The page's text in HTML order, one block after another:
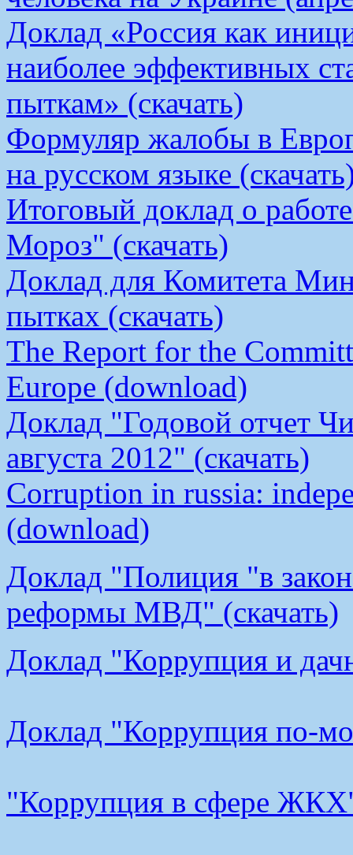
Доклад «Россия как
наиболее эффективных
пыткам» (скачать)
Формуляр жалобы в
на русском языке
Итоговый доклад о
Мороз" (скачать)
Доклад для Комитета
пытках (скачать)
The Report for the
Europe (download)
Доклад "Годовой отчет
августа 2012" (скачать)
Corruption in russia:
(download)
Доклад "Полиция "в
реформы МВД" (скачать)
Доклад "Коррупция и
Доклад "Коррупция по-
"Коррупция в сфере ЖКХ"